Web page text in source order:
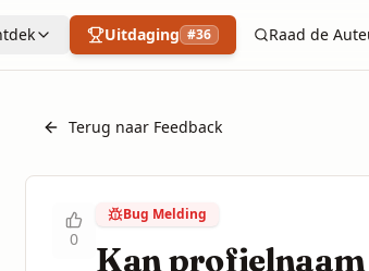
Uitdaging #36 Raad de
Terug naar Feedback
0
Bug Melding
Kan profielnaam